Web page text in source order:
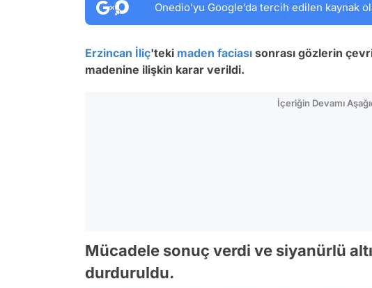
Onedio’yu Google’da tercih edilen kaynak
Erzincan İliç'teki maden faciası sonrası gözlerin
madenine ilişkin karar verildi.
İçeriğin Devamı
Mücadele sonuç verdi ve siyanürlü
durduruldu.